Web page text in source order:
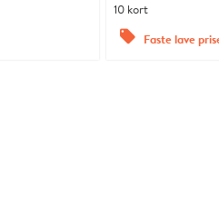
10 kort
offers Faste lave